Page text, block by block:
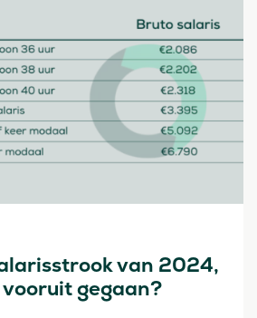
van 2024,
gegaan?